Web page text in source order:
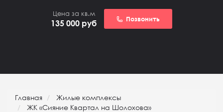
Цена за кв.м
135 000 руб Позвонить
Главная
Жилые комплексы
ЖК «Сияние Квартал на Шолохова»